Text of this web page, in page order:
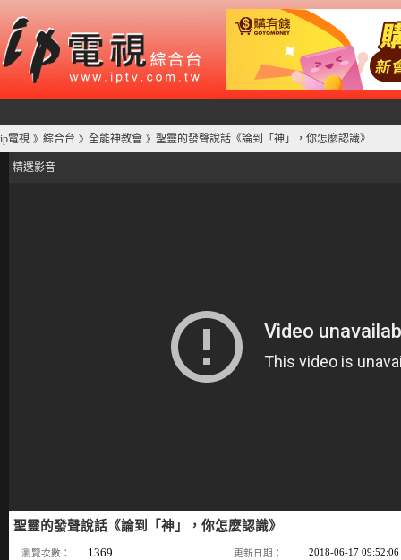
ip電視 》 綜合台 》 全能神教會 》 聖靈的發聲說話《論到「神」，你怎麼認識》
精選影音
聖靈的發聲說話《論到「神」，你怎麼認識》
瀏覽次數： 1369 更新日期： 2018-06-17 09:52:06